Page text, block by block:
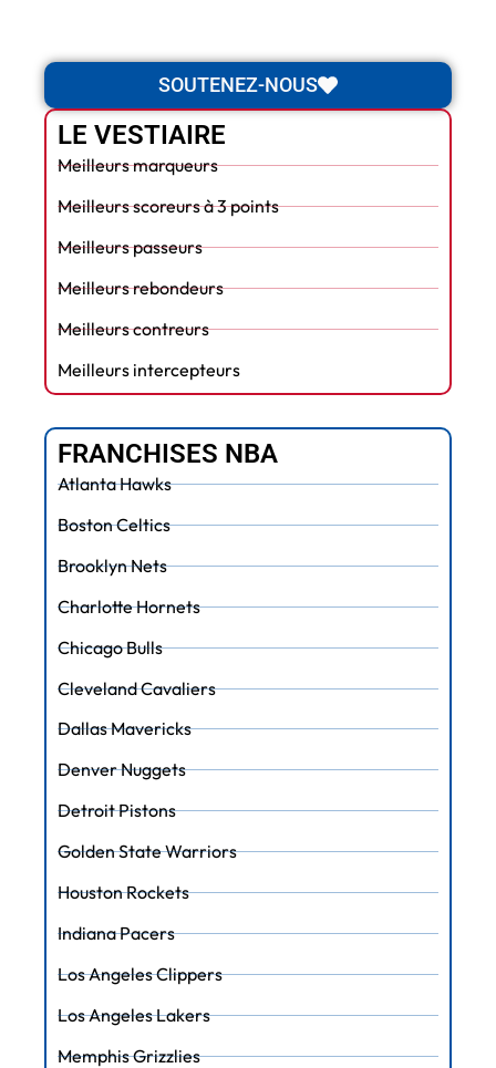
SOUTENEZ-NOUS
LE VESTIAIRE
Meilleurs marqueurs
Meilleurs scoreurs à 3 points
Meilleurs passeurs
Meilleurs rebondeurs
Meilleurs contreurs
Meilleurs intercepteurs
FRANCHISES NBA
Atlanta Hawks
Boston Celtics
Brooklyn Nets
Charlotte Hornets
Chicago Bulls
Cleveland Cavaliers
Dallas Mavericks
Denver Nuggets
Detroit Pistons
Golden State Warriors
Houston Rockets
Indiana Pacers
Los Angeles Clippers
Los Angeles Lakers
Memphis Grizzlies